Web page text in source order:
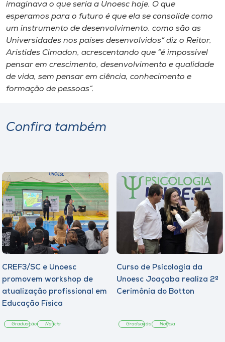
imaginava o que seria a Unoesc hoje. O que
esperamos para o futuro é que ela se consolide como
um instrumento de desenvolvimento, como são as
Universidades nos países desenvolvidos” diz o Reitor,
Aristides Cimadon, acrescentando que “é impossível
pensar em crescimento, desenvolvimento e qualidade
de vida, sem pensar em ciência, conhecimento e
formação de pessoas”.
Confira também
CREF3/SC e Unoesc
promovem workshop de
atualização profissional em
Educação Física
Graduação Notícia
Curso de Psicologia da
Unoesc Joaçaba realiza 2ª
Cerimônia do Botton
Graduação Notícia